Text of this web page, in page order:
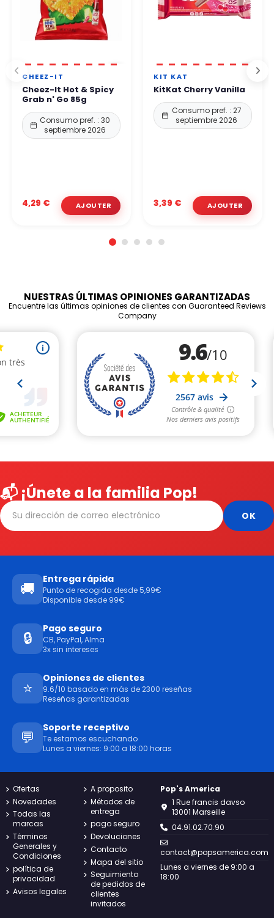
CHEEZ-IT
Cheez-It Hot & Spicy
Grab n' Go 85g
Consumo pref. : 30
septiembre 2026
4,29 €
KIT KAT
KitKat Cherry Vanilla
Consumo pref. : 27
septiembre 2026
3,39 €
NUESTRAS ÚLTIMAS OPINIONES GARANTIZADAS
Encuentre las últimas opiniones de clientes con Guaranteed Reviews
Company
📬 ¡Únete a la familia Pop!
🚚
Entrega rápida
Punto de recogida desde 5,99€
Disponible desde 99€
🔒
Pago seguro
CB, PayPal, Alma
3x sin intereses
⭐
Opiniones de clientes
9.6/10 basado en más de 2300 reseñas
Reseñas garantizadas
💬
Soporte receptivo
Te estamos escuchando
Lunes a viernes: 9:00 a 18:00 horas
Ofertas
Novedades
Todas las
marcas
Términos
Generales y
Condiciones
política de
privacidad
Avisos legales
A proposito
Métodos de
entrega
pago seguro
Devoluciones
Contacto
Mapa del sitio
Seguimiento
de pedidos de
clientes
invitados
Pop's America
1 Rue francis davso
13001 Marseille
04.91.02.70.90
contact@popsamerica.com
Lunes a viernes de 9:00 a
18:00